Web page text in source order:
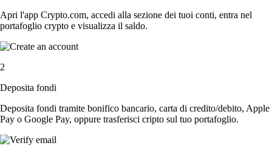
Apri l'app Crypto.com, accedi alla sezione dei tuoi conti, entra nel
portafoglio crypto e visualizza il saldo.
2
Deposita fondi
Deposita fondi tramite bonifico bancario, carta di credito/debito, Apple
Pay o Google Pay, oppure trasferisci cripto sul tuo portafoglio.